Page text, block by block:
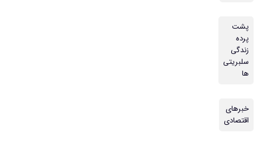
پشت
پرده
زندگی
سلبریتی
ها
خبرهای
اقتصادی